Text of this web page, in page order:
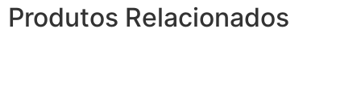
Produtos Relacionados